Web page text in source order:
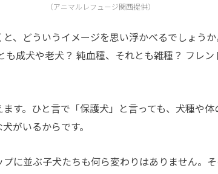
（アニマルレフュージ関西提供）
、どういうイメージを思い浮かべるでしょう
も成犬や老犬？ 純血種、それとも雑種？ フレ
す。ひと言で「保護犬」と言っても、犬種や体
がいるからです。
に並ぶ子犬たちも何ら変わりはありません。